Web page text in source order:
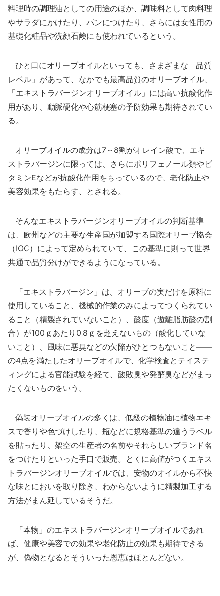
料理時の調理油としての用途のほか、調味料として肉料理
やサラダにかけたり、パンにつけたり、さらには女性用の
基礎化粧品や洗顔石鹸にも使われているという。
ひと口にオリーブオイルといっても、さまざまな「品質
レベル」があって、なかでも最高品質のオリーブオイル、
「エキストラバージンオリーブオイル」には高い抗酸化作
用があり、動脈硬化や心筋梗塞の予防効果も期待されてい
る。
オリーブオイルの成分は7～8割がオレイン酸で、エキ
ストラバージンに限っては、さらにポリフェノール類やビ
タミンEなどが抗酸化作用をもっているので、老化防止や
美容効果をもたらす、とされる。
そんなエキストラバージンオリーブオイルの判断基準
は、欧州などの主要な生産国が加盟する国際オリーブ協会
（IOC）によって定められていて、この基準に則って世界
共通で品質分けができるようになっている。
「エキストラバージン」は、オリーブの実だけを原料に
使用していること、機械的作業のみによってつくられてい
ること（精製されていないこと）、酸度（遊離脂肪酸の割
合）が100ｇあたり0.8ｇを超えないもの（酸化していな
いこと）、風味に悪臭などの欠陥がひとつもないこと――
の4点を満たしたオリーブオイルで、化学検査とテイステ
ィングによる官能試験を経て、酸敗臭や発酵臭などがまっ
たくないものをいう。
偽装オリーブオイルの多くは、低級の植物油に植物エキ
スで香りや色づけしたり、瓶などに規格基準の違うラベル
を貼ったり、架空の生産者の名前やそれらしいブランド名
をつけたりといった手口で販売。とくに高値がつくエキス
トラバージンオリーブオイルでは、安物のオイルから不快
な味とにおいを取り除き、わからないように精製加工する
方法がまん延しているそうだ。
「本物」のエキストラバージンオリーブオイルであれ
ば、健康や美容での効果や老化防止の効果も期待できる
が、偽物となるとそういった恩恵はほとんどない。